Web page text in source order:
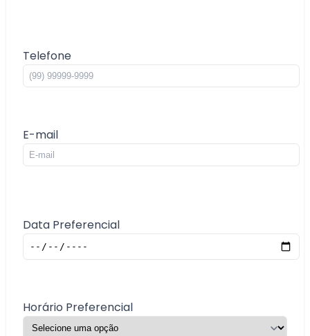
Telefone
E-mail
Data Preferencial
Horário Preferencial